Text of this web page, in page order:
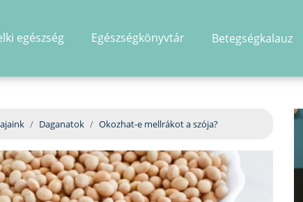
egészség Egészségkönyvtár Betegségkalauz
Daganatok Okozhat-e mellrákot a szója?